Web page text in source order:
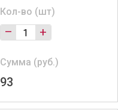
Кол-во (шт)
– +
Сумма (руб.)
93